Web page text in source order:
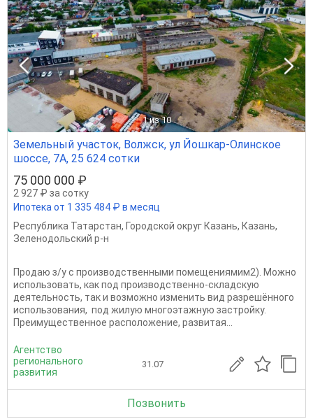
1 из 10
Земельный участок, Волжск, ул Йошкар-Олинское
шоссе, 7А, 25 624 сотки
75 000 000 ₽
2 927 ₽ за сотку
Ипотека от 1 335 484 ₽ в месяц
Республика Татарстан, Городской округ Казань, Казань,
Зеленодольский р-н
Продаю з/у с производственными помещениямим2). Можно
использовать, как под производственно-складскую
деятельность, так и возможно изменить вид разрешённого
использования, под жилую многоэтажную застройку.
Преимущественное расположение, развитая...
Агентство
регионального
развития
31.07
Позвонить